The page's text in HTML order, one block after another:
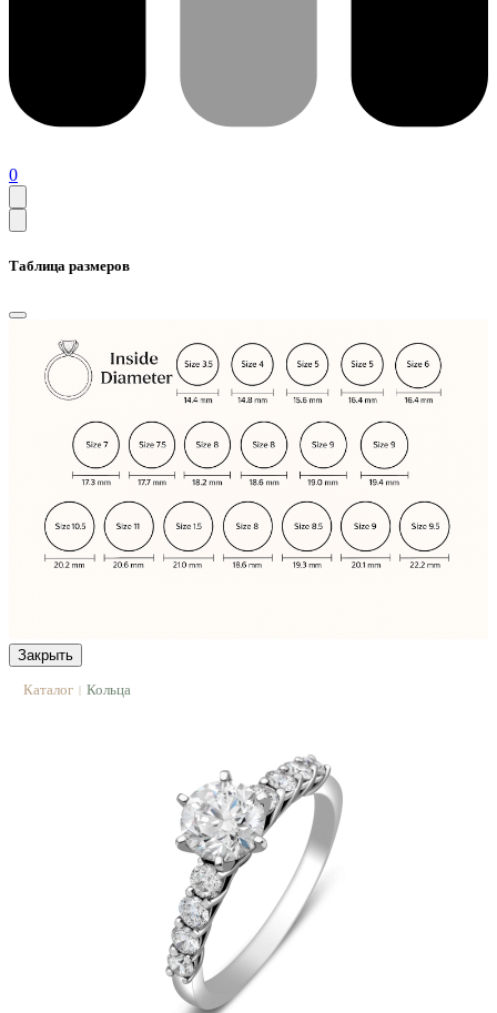
0
Таблица размеров
Закрыть
Каталог | Кольца